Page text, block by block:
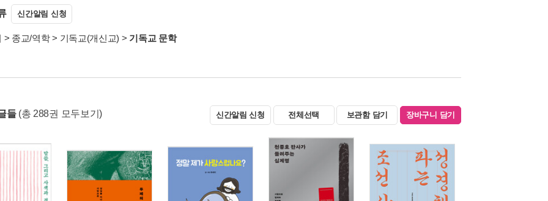
신간알림 신청
> 종교/역학> 기독교(개신교) > 기독교 문학
들 (총 288권 모두보기) 신간알림 신청 전체선택 보관함 담기 장바구니 담기